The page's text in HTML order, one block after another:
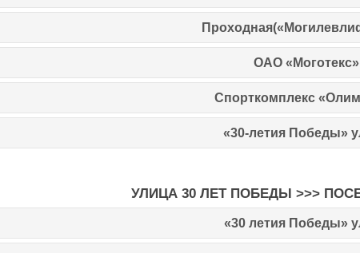
ОАО «Моготекс»
Спорткомплекс
«30-летия Победы»
УЛИЦА 30 ЛЕТ ПОБЕДЫ >>>
«30 летия Победы»